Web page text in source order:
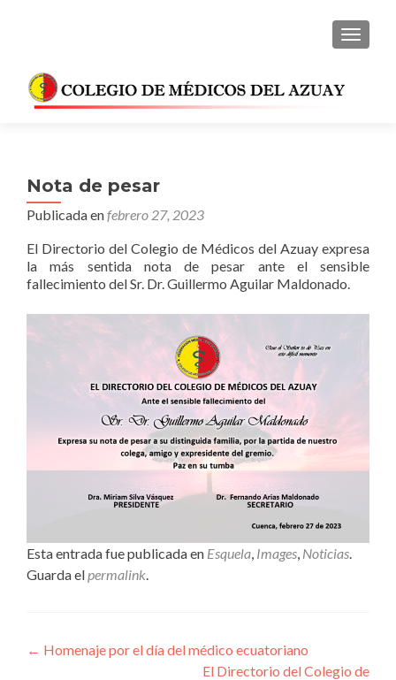
Nota de pesar
Publicada enfebrero 27, 2023
El Directorio del Colegio de Médicos del Azuay expresa
la más sentida nota de pesar ante el sensible
fallecimiento del Sr. Dr. Guillermo Aguilar Maldonado.
Esta entrada fue publicada en Esquela, Images, Noticias.
Guarda elpermalink.
Navegación
← Homenaje por el día del médico ecuatoriano
El Directorio del Colegio de